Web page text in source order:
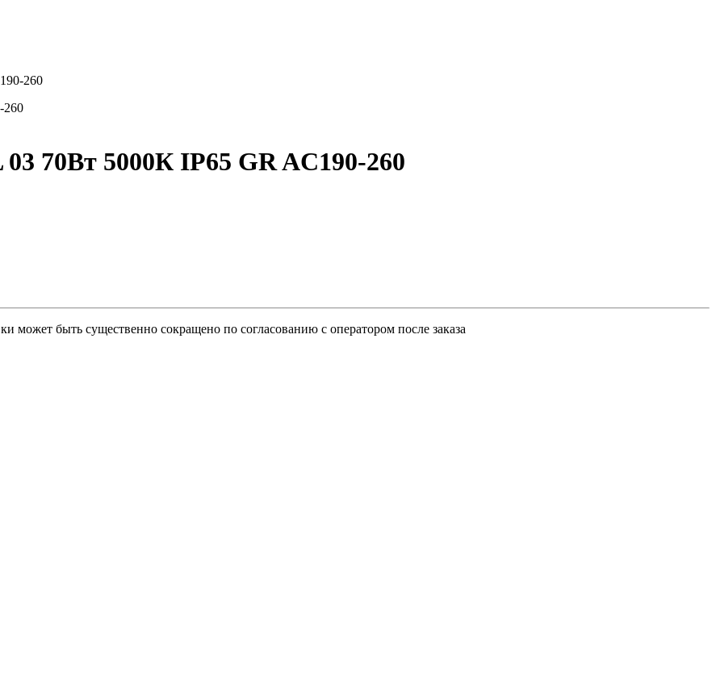
260
70Вт 5000К IP65 GR AC190-260
может быть существенно сокращено по согласованию с оператором после заказа